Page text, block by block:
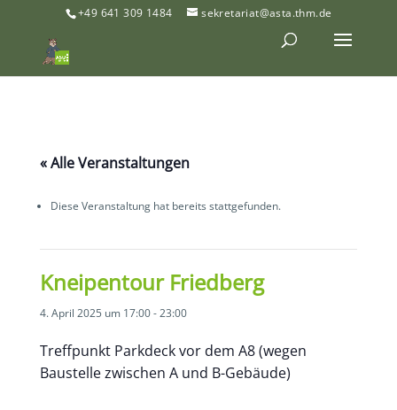
+49 641 309 1484 sekretariat@asta.thm.de
« Alle Veranstaltungen
Diese Veranstaltung hat bereits stattgefunden.
Kneipentour Friedberg
4. April 2025 um 17:00-23:00
Treffpunkt Parkdeck vor dem A8 (wegen
Baustelle zwischen A und B-Gebäude)